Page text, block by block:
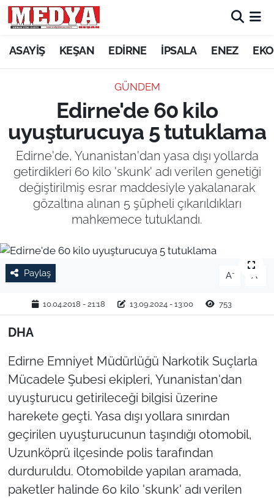
ASAYİŞ KEŞAN EDİRNE İPSALA ENEZ
GÜNDEM
Edirne'de 60 kilo
uyuşturucuya 5 tutuklama
Edirne'de, Yunanistan'dan yasa dışı yollarda
getirdikleri 60 kilo 'skunk' adı verilen genetiği
değiştirilmiş esrar maddesiyle yakalanarak
gözaltına alınan 5 şüpheli çıkarıldıkları
mahkemece tutuklandı.
Paylaş A- A
10.04.2018 - 21:18 13.09.2024 - 13:00 753
DHA
Edirne Emniyet Müdürlüğü Narkotik Suçlarla
Mücadele Şubesi ekipleri, Yunanistan'dan
uyuşturucu getirileceği bilgisi üzerine
harekete geçti. Yasa dışı yollara sınırdan
geçirilen uyuşturucunun taşındığı otomobil,
Uzunköprü ilçesinde polis tarafından
durduruldu. Otomobilde yapılan aramada,
paketler halinde 60 kilo 'skunk' adı verilen
KEŞAN
ASAYİŞ
SİYASET
GÜNDEM
EKONOMİ
EĞİTİM
RESMİ İLAN
YAŞAM
EDİRNE
TEKİRDAĞ